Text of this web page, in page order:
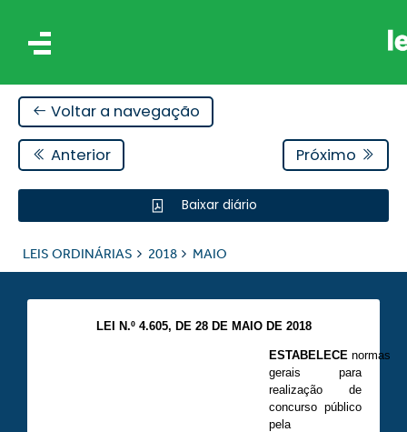
Voltar a navegação
Anterior Próximo
Baixar diário
LEIS ORDINÁRIAS 2018 MAIO
LEI N.º 4.605, DE 28 DE MAIO DE 2018
ESTABELECE normas
gerais para
realização de
concurso público
pela